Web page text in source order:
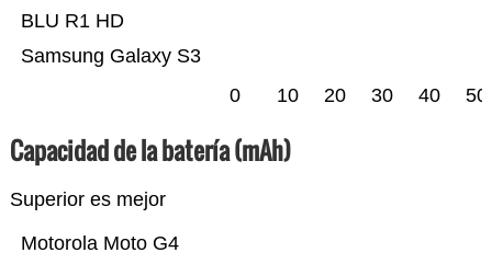
Samsung Galaxy S3
BLU R1 HD
0 10 20 30 40 50
Capacidad de la batería (mAh)
Superior es mejor
Motorola Moto G4